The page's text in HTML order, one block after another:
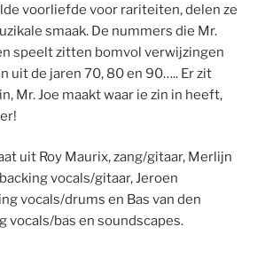
voorliefde voor rariteiten, delen ze
smaak. De nummers die Mr.
speelt zitten bomvol verwijzingen
uit de jaren 70, 80 en 90….. Er zit
Mr. Joe maakt waar ie zin in heeft,
uit Roy Maurix, zang/gitaar, Merlijn
vocals/gitaar, Jeroen
vocals/drums en Bas van den
vocals/bas en soundscapes.